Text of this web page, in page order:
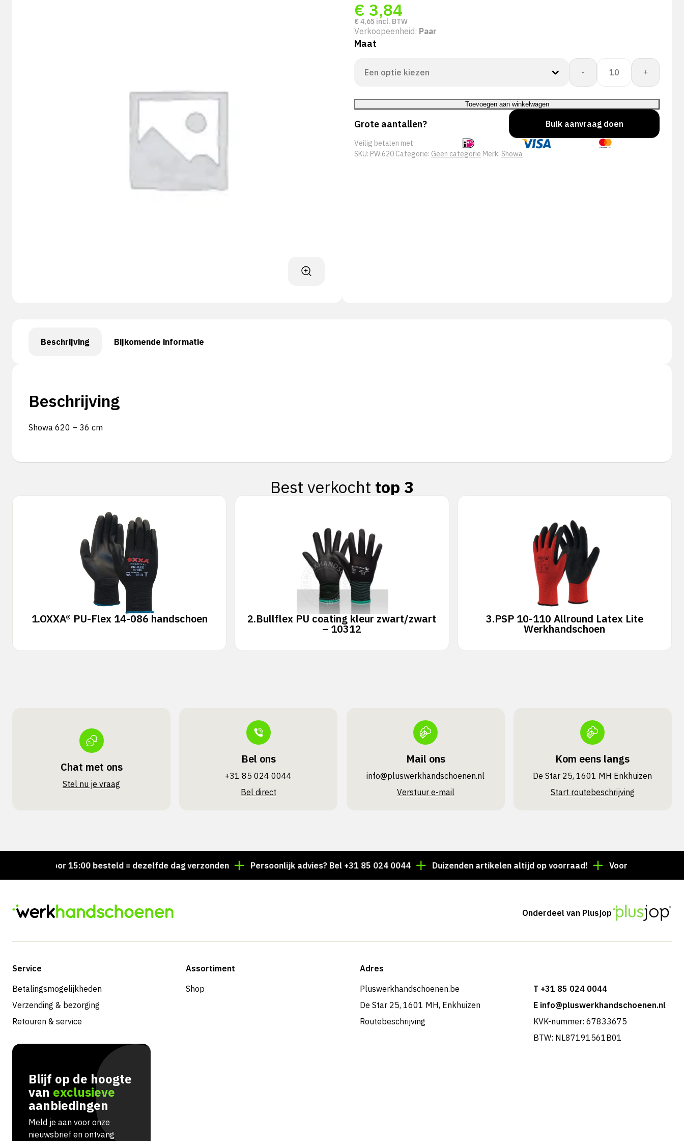
€ 3,84
€ 4,65 incl. BTW
Verkoopeenheid: Paar
Maat
-
Showa
620
36
cm
aantal
+
Toevoegen aan winkelwagen
Grote aantallen? Bulk aanvraag doen
Veilig betalen met:
SKU: PW.620 Categorie: Geen categorie Merk: Showa
Beschrijving Bijkomende informatie
Beschrijving
Showa 620 – 36 cm
Best verkocht top 3
1.OXXA® PU-Flex 14-086 handschoen 2.Bullflex PU coating kleur zwart/zwart
– 10312
3.PSP 10-110 Allround Latex Lite
Werkhandschoen
Chat met ons
Stel nu je vraag
Bel ons
+31 85 024 0044
Bel direct
Mail ons
info@pluswerk­handschoenen.nl
Verstuur e-mail
Kom eens langs
De Star 25, 1601 MH Enkhuizen
Start routebeschrijving
Voor 15:00 besteld = dezelfde dag verzonden Persoonlijk advies? Bel +31 85 024 0044 Duizenden artikelen altijd op voorraad! Voor 15:00 besteld =
Onderdeel van Plusjop
Service
Betalingsmogelijkheden
Verzending & bezorging
Retouren & service
Assortiment
Shop
Adres
Pluswerkhandschoenen.be
De Star 25, 1601 MH, Enkhuizen
Routebeschrijving
T +31 85 024 0044
E info@pluswerkhandschoenen.nl
KVK-nummer: 67833675
BTW: NL87191561B01
Blijf op de hoogte
van exclusieve
aanbiedingen
Meld je aan voor onze
nieuwsbrief en ontvang